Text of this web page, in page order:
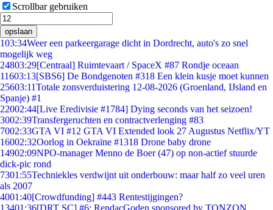
Scrollbar gebruiken
opslaan
103:34Weer een parkeergarage dicht in Dordrecht, auto's zo snel
mogelijk weg
24803:29[Centraal] Ruimtevaart / SpaceX #87 Rondje oceaan
11603:13[SBS6] De Bondgenoten #318 Een klein kusje moet kunnen
25603:11Totale zonsverduistering 12-08-2026 (Groenland, IJsland en
Spanje) #1
22002:44[Live Eredivisie #1784] Dying seconds van het seizoen!
3002:39Transfergeruchten en contractverlenging #83
7002:33GTA VI #12 GTA VI Extended look 27 Augustus Netflix/YT
16002:32Oorlog in Oekraïne #1318 Drone baby drone
14902:09NPO-manager Menno de Boer (47) op non-actief stuurde
dick-pic rond
7301:55Techniekles verdwijnt uit onderbouw: maar half zo veel uren
als 2007
4001:40[Crowdfunding] #443 Rentestijgingen?
13401:36[DRT SC] #6: RendacGoden sponsored by TONZON